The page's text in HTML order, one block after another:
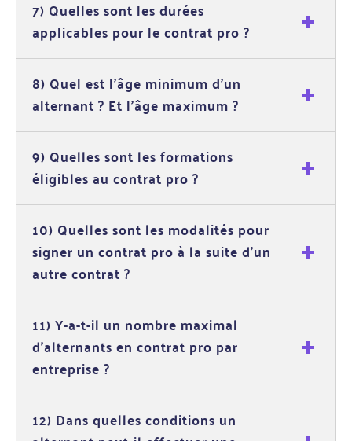
7) Quelles sont les durées
applicables pour le contrat pro ?
8) Quel est l’âge minimum d’un
alternant ? Et l’âge maximum ?
9) Quelles sont les formations
éligibles au contrat pro ?
10) Quelles sont les modalités pour
signer un contrat pro à la suite d'un
autre contrat ?
11) Y-a-t-il un nombre maximal
d'alternants en contrat pro par
entreprise ?
12) Dans quelles conditions un